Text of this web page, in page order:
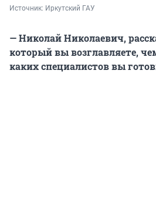
Источник: Иркутский ГАУ
— Николай Николаевич,
который вы возглавляете,
каких специалистов вы